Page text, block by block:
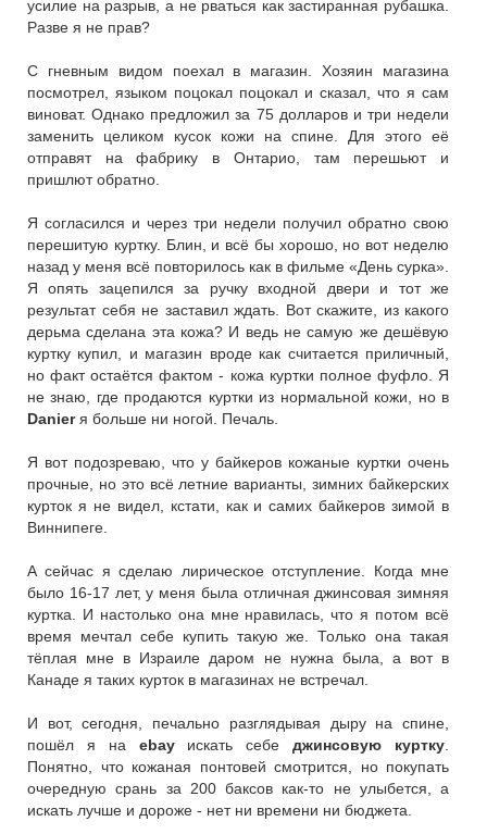
усилие на разрыв, а не рваться как застиранная рубашка.
Разве я не прав?
С гневным видом поехал в магазин. Хозяин магазина
посмотрел, языком поцокал поцокал и сказал, что я сам
виноват. Однако предложил за 75 долларов и три недели
заменить целиком кусок кожи на спине. Для этого её
отправят на фабрику в Онтарио, там перешьют и
пришлют обратно.
Я согласился и через три недели получил обратно свою
перешитую куртку. Блин, и всё бы хорошо, но вот неделю
назад у меня всё повторилось как в фильме «День сурка».
Я опять зацепился за ручку входной двери и тот же
результат себя не заставил ждать. Вот скажите, из какого
дерьма сделана эта кожа? И ведь не самую же дешёвую
куртку купил, и магазин вроде как считается приличный,
но факт остаётся фактом - кожа куртки полное фуфло. Я
не знаю, где продаются куртки из нормальной кожи, но в
Danierя больше ни ногой. Печаль.
Я вот подозреваю, что у байкеров кожаные куртки очень
прочные, но это всё летние варианты, зимних байкерских
курток я не видел, кстати, как и самих байкеров зимой в
Виннипеге.
А сейчас я сделаю лирическое отступление. Когда мне
было 16-17 лет, у меня была отличная джинсовая зимняя
куртка. И настолько она мне нравилась, что я потом всё
время мечтал себе купить такую же. Только она такая
тёплая мне в Израиле даром не нужна была, а вот в
Канаде я таких курток в магазинах не встречал.
И вот, сегодня, печально разглядывая дыру на спине,
пошёл я на ebayискать себеджинсовую куртку
Понятно, что кожаная понтовей смотрится, но покупать
очередную срань за 200 баксов как-то не улыбется, а
искать лучше и дороже - нет ни времени ни бюджета.